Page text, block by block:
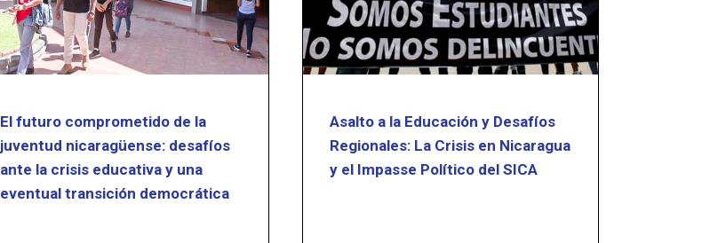
El futuro comprometido de la
juventud nicaragüense: desafíos
ante la crisis educativa y una
eventual transición democrática
Asalto a la Educación y Desafíos
Regionales: La Crisis en Nicaragua
y el Impasse Político del SICA